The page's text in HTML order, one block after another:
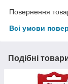
Повернення
Всі умови
Подібні